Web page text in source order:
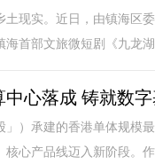
现实。近日，由镇海区
首部文旅微短剧《九龙
心落成 铸就数
）承建的香港单体规模
心产品线迈入新阶段。